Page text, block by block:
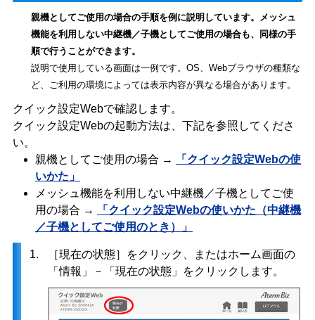
親機としてご使用の場合の手順を例に説明しています。メッシュ
機能を利用しない中継機／子機としてご使用の場合も、同様の手
順で行うことができます。
説明で使用している画面は一例です。OS、Webブラウザの種類な
ど、ご利用の環境によっては表示内容が異なる場合があります。
クイック設定Webで確認します。
クイック設定Webの起動方法は、下記を参照してくださ
い。
親機としてご使用の場合 →
「クイック設定Webの使
いかた」
メッシュ機能を利用しない中継機／子機としてご使
用の場合 →
「クイック設定Webの使いかた（中継機
／子機としてご使用のとき）」
1.
［現在の状態］をクリック、またはホーム画面の
「情報」－「現在の状態」をクリックします。